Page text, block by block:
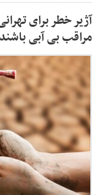
آژیر خطر برای
مراقب بی آبی باشند